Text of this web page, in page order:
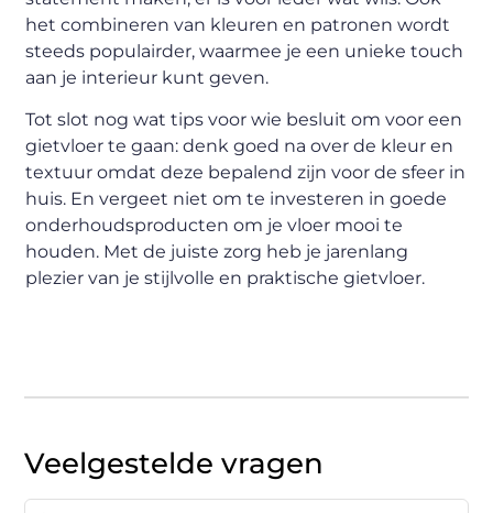
het combineren van kleuren en patronen wordt
steeds populairder, waarmee je een unieke touch
aan je interieur kunt geven.
Tot slot nog wat tips voor wie besluit om voor een
gietvloer te gaan: denk goed na over de kleur en
textuur omdat deze bepalend zijn voor de sfeer in
huis. En vergeet niet om te investeren in goede
onderhoudsproducten om je vloer mooi te
houden. Met de juiste zorg heb je jarenlang
plezier van je stijlvolle en praktische gietvloer.
Veelgestelde vragen